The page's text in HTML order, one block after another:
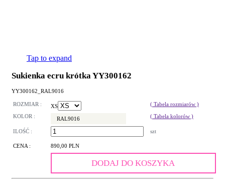
Tap to expand
Sukienka ecru krótka YY300162
YY300162_RAL9016
ROZMIAR : XS
( Tabela rozmiarów )
KOLOR :
RAL9016 ( Tabela kolorów )
ILOŚĆ : szt
CENA : 890,00 PLN
DODAJ DO KOSZYKA